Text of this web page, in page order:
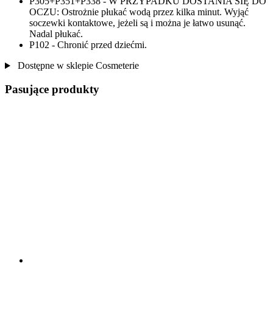
OCZU: Ostrożnie płukać wodą przez kilka minut. Wyjąć
soczewki kontaktowe, jeżeli są i można je łatwo usunąć.
Nadal płukać.
P102 - Chronić przed dziećmi.
Dostępne w sklepie Cosmeterie
Pasujące produkty